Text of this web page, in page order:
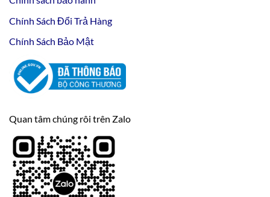
Chính Sách Đổi Trả Hàng
Chính Sách Bảo Mật
Quan tâm chúng rôi trên Zalo